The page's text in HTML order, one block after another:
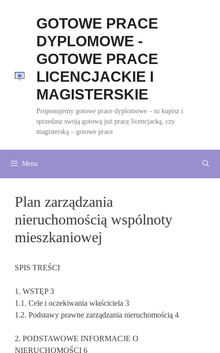
GOTOWE PRACE
DYPLOMOWE -
GOTOWE PRACE
LICENCJACKIE I
MAGISTERSKIE
Proponujemy gotowe prace dyplomowe – tu kupisz i
sprzedasz swoją gotową już pracę licencjacką, czy
magisterską – gotowe prace
Menu
Plan zarządzania
nieruchomością wspólnoty
mieszkaniowej
SPIS TREŚCI
1. WSTĘP 3
1.1. Cele i oczekiwania właściciela 3
1.2. Podstawy prawne zarządzania nieruchomością 4
2. PODSTAWOWE INFORMACJE O
NIERUCHOMOŚCI 6